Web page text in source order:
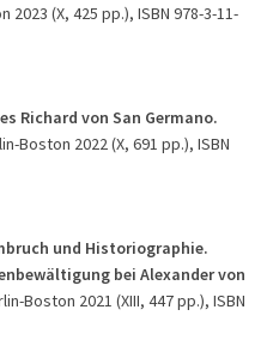
2023 (X, 425 pp.), ISBN 978-3-11-
Richard von San Germano.
Boston 2022 (X, 691 pp.), ISBN
und Historiographie.
bei Alexander von
Boston 2021 (XIII, 447 pp.), ISBN